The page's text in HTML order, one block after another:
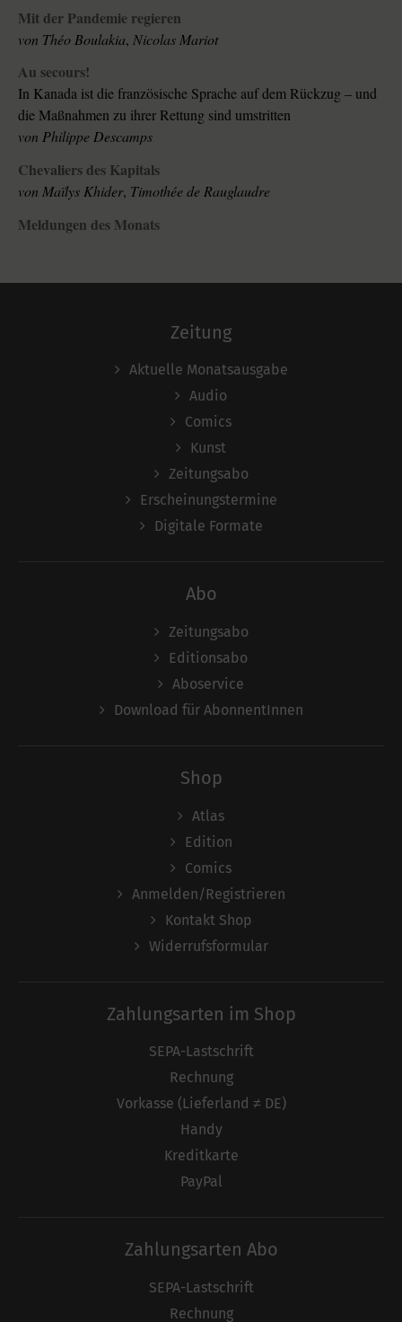
Mit der Pandemie regieren
von Théo Boulakia, Nicolas Mariot
Au secours!
In Kanada ist die französische Sprache auf dem Rückzug – und
die Maßnahmen zu ihrer Rettung sind umstritten
von Philippe Descamps
Chevaliers des Kapitals
von Maïlys Khider, Timothée de Rauglaudre
Meldungen des Monats
Zeitung
Aktuelle Monatsausgabe
Audio
Comics
Kunst
Zeitungsabo
Erscheinungstermine
Digitale Formate
Abo
Zeitungsabo
Editionsabo
Aboservice
Download für AbonnentInnen
Shop
Atlas
Edition
Comics
Anmelden/Registrieren
Kontakt Shop
Widerrufsformular
Zahlungsarten im Shop
SEPA-Lastschrift
Rechnung
Vorkasse (Lieferland ≠ DE)
Handy
Kreditkarte
PayPal
Zahlungsarten Abo
SEPA-Lastschrift
Rechnung